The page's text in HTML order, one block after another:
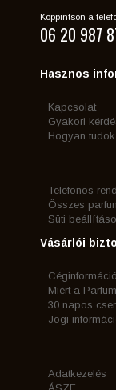
Koppintson a
06 20 987
Hasznos
Kapcsolat
Gyakori
Hogyan
Telefonos
Összes
Süti
Vásárlói
Miért a
30 napos
Jogi
Adatkezelés